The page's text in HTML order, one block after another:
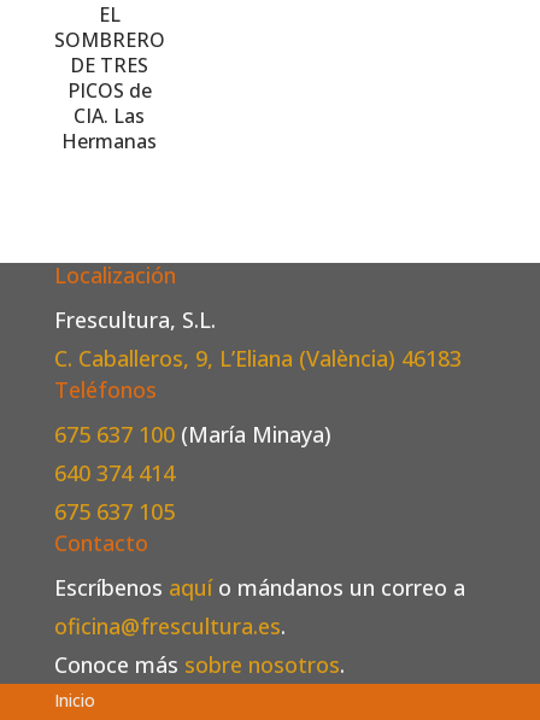
EL
SOMBRERO
DE TRES
PICOS de
CIA. Las
Hermanas
Localización
Frescultura, S.L.
C. Caballeros, 9, L’Eliana (València) 46183
Teléfonos
675 637 100 (María Minaya)
640 374 414
675 637 105
Contacto
Escríbenos aquío mándanos un correo a
oficina@frescultura.es.
Conoce más sobre nosotros.
Inicio